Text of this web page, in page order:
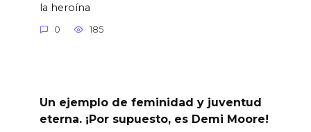
la heroína
0 185
Un ejemplo de feminidad y juventud
eterna. ¡Por supuesto, es Demi Moore!